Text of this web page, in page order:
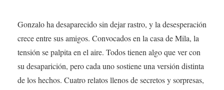
Gonzalo ha desaparecido sin dejar rastro, y la desesperación
crece entre sus amigos. Convocados en la casa de Mila, la
tensión se palpita en el aire. Todos tienen algo que ver con
su desaparición, pero cada uno sostiene una versión distinta
de los hechos. Cuatro relatos llenos de secretos y sorpresas,